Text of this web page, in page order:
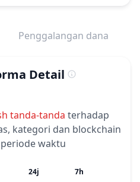
Penggalangan dana
Detail
tanda-tanda terhadap
kategori dan blockchain
waktu
24j 7h